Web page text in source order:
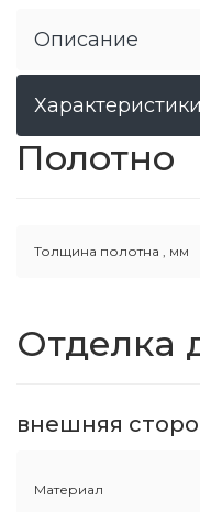
Описание
Характеристики
Полотно
Толщина полотна , мм
Отделка
внешняя
Материал